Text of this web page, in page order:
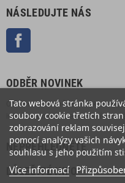
NÁSLEDUJTE NÁS
ODBĚR NOVINEK
Odběr novinek můžete kdykoliv
informace naleznete v právním
NEPŘEHLÉDNĚTE
DŮLEŽITÉ INFO
Tato webová stránka
soubory cookie třetích
zobrazování reklam
pomocí analýzy vašich
souhlasu s jeho použitím
Více informací